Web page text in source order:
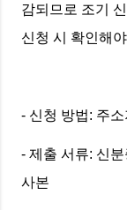
감되므로 조기
신청 시 확인해
- 신청 방법: 주
- 제출 서류: 신
사본